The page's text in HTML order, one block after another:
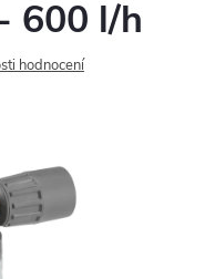
600 l/h
hodnocení